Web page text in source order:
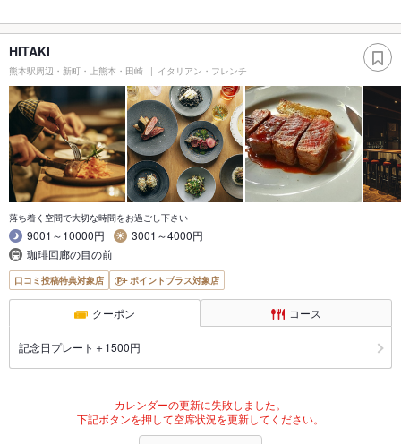
HITAKI
熊本駅周辺・新町・上熊本・田崎 イタリアン・フレンチ
落ち着く空間で大切な時間をお過ごし下さい
9001～10000円
3001～4000円
珈琲回廊の目の前
口コミ投稿特典対象店 ポイントプラス対象店
クーポン コース
記念日プレート＋1500円
カレンダーの更新に失敗しました。
下記ボタンを押して空席状況を更新してください。